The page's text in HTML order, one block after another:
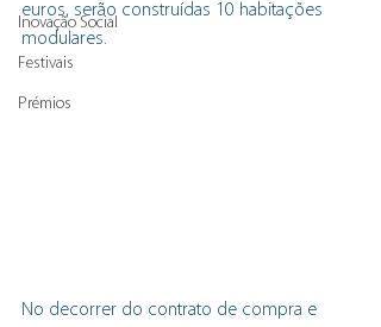
Inovação Social
Festivais
Prémios
euros, serão construídas 10 habitações
modulares.
No decorrer do contrato de compra e